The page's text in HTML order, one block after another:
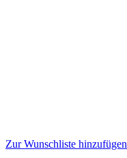
Zur Wunschliste hinzufügen